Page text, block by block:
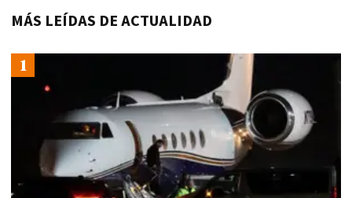
MÁS LEÍDAS DE ACTUALIDAD